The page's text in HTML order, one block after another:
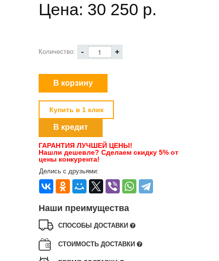
Цена: 30 250 p.
Количество: - +
Купить в 1 клик
В кредит
ГАРАНТИЯ ЛУЧШЕЙ ЦЕНЫ!
Нашли дешевле? Сделаем скидку 5% от
цены конкурента!
Делись с друзьями:
Наши преимущества
СПОСОБЫ ДОСТАВКИ
СТОИМОСТЬ ДОСТАВКИ